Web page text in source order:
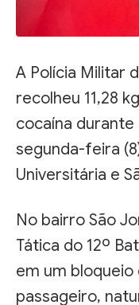
A Polícia Militar
recolheu 11,28
cocaína
segunda-feira
Universitária e
No bairro São
Tática do 12º
em um bloqueio
passageiro,